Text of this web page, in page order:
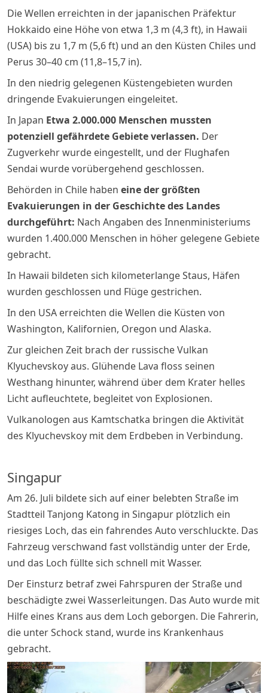
Die Wellen erreichten in der japanischen Präfektur
Hokkaido eine Höhe von etwa 1,3 m (4,3 ft), in Hawaii
(USA) bis zu 1,7 m (5,6 ft) und an den Küsten Chiles und
Perus 30–40 cm (11,8–15,7 in).
In den niedrig gelegenen Küstengebieten wurden
dringende Evakuierungen eingeleitet.
In Japan Etwa 2.000.000 Menschen mussten
potenziell gefährdete Gebiete verlassen. Der
Zugverkehr wurde eingestellt, und der Flughafen
Sendai wurde vorübergehend geschlossen.
Behörden in Chile haben eine der größten
Evakuierungen in der Geschichte des Landes
durchgeführt: Nach Angaben des Innenministeriums
wurden 1.400.000 Menschen in höher gelegene Gebiete
gebracht.
In Hawaii bildeten sich kilometerlange Staus, Häfen
wurden geschlossen und Flüge gestrichen.
In den USA erreichten die Wellen die Küsten von
Washington, Kalifornien, Oregon und Alaska.
Zur gleichen Zeit brach der russische Vulkan
Klyuchevskoy aus. Glühende Lava floss seinen
Westhang hinunter, während über dem Krater helles
Licht aufleuchtete, begleitet von Explosionen.
Vulkanologen aus Kamtschatka bringen die Aktivität
des Klyuchevskoy mit dem Erdbeben in Verbindung.
Singapur
Am 26. Juli bildete sich auf einer belebten Straße im
Stadtteil Tanjong Katong in Singapur plötzlich ein
riesiges Loch, das ein fahrendes Auto verschluckte. Das
Fahrzeug verschwand fast vollständig unter der Erde,
und das Loch füllte sich schnell mit Wasser.
Der Einsturz betraf zwei Fahrspuren der Straße und
beschädigte zwei Wasserleitungen. Das Auto wurde mit
Hilfe eines Krans aus dem Loch geborgen. Die Fahrerin,
die unter Schock stand, wurde ins Krankenhaus
gebracht.